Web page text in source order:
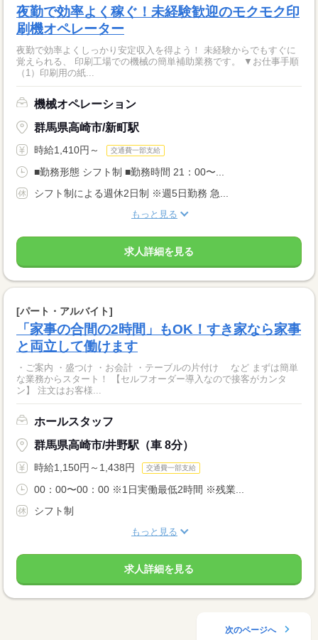
夜勤で効率よく稼ぐ！未経験歓迎のモクモク印
刷機オペレーター
夜勤で効率よくしっかり安定収入を得よう！ 未経験からでもすぐに
覚えられる、 印刷工場での機械の簡単補助業務です。 ▼お仕事手順
（1）印刷用の紙...
機械オペレーション
群馬県高崎市/新町駅
時給1,410円～ 交通費一部支給
■勤務形態 シフト制 ■勤務時間 21：00〜...
シフト制による週休2日制 ※週5日勤務 急...
もっと見る
求人詳細を見る
[パート・アルバイト]
「家事の合間の2時間」もOK！すき家なら家事
と両立して働けます
・ご案内 ・盛つけ ・お会計 ・テーブルの片付け など まずは簡単
な業務からスタート！ 【セルフオーダー導入なので接客がカンタ
ン】 注文はお客様...
ホールスタッフ
群馬県高崎市/井野駅（車 8分）
時給1,150円～1,438円 交通費一部支給
00：00〜00：00 ※1日実働最低2時間 ※残業...
シフト制
もっと見る
求人詳細を見る
次のページへ